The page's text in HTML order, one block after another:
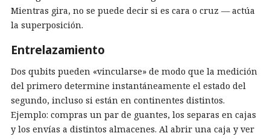
Mientras gira, no se puede decir si es cara o cruz — actúa
la superposición.
Entrelazamiento
Dos qubits pueden «vincularse» de modo que la medición
del primero determine instantáneamente el estado del
segundo, incluso si están en continentes distintos.
Ejemplo: compras un par de guantes, los separas en cajas
y los envías a distintos almacenes. Al abrir una caja y ver